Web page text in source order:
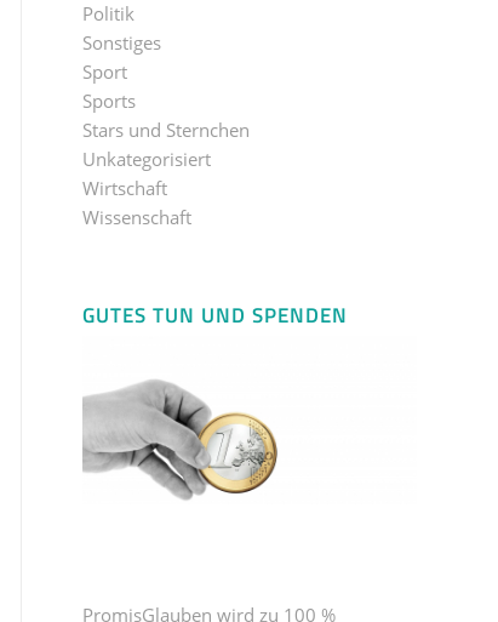
Politik
Sonstiges
Sport
Sports
Stars und Sternchen
Unkategorisiert
Wirtschaft
Wissenschaft
GUTES TUN UND SPENDEN
PromisGlauben wird zu 100 %